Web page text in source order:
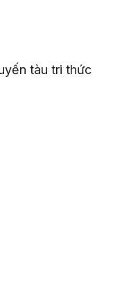
tàu tri thức